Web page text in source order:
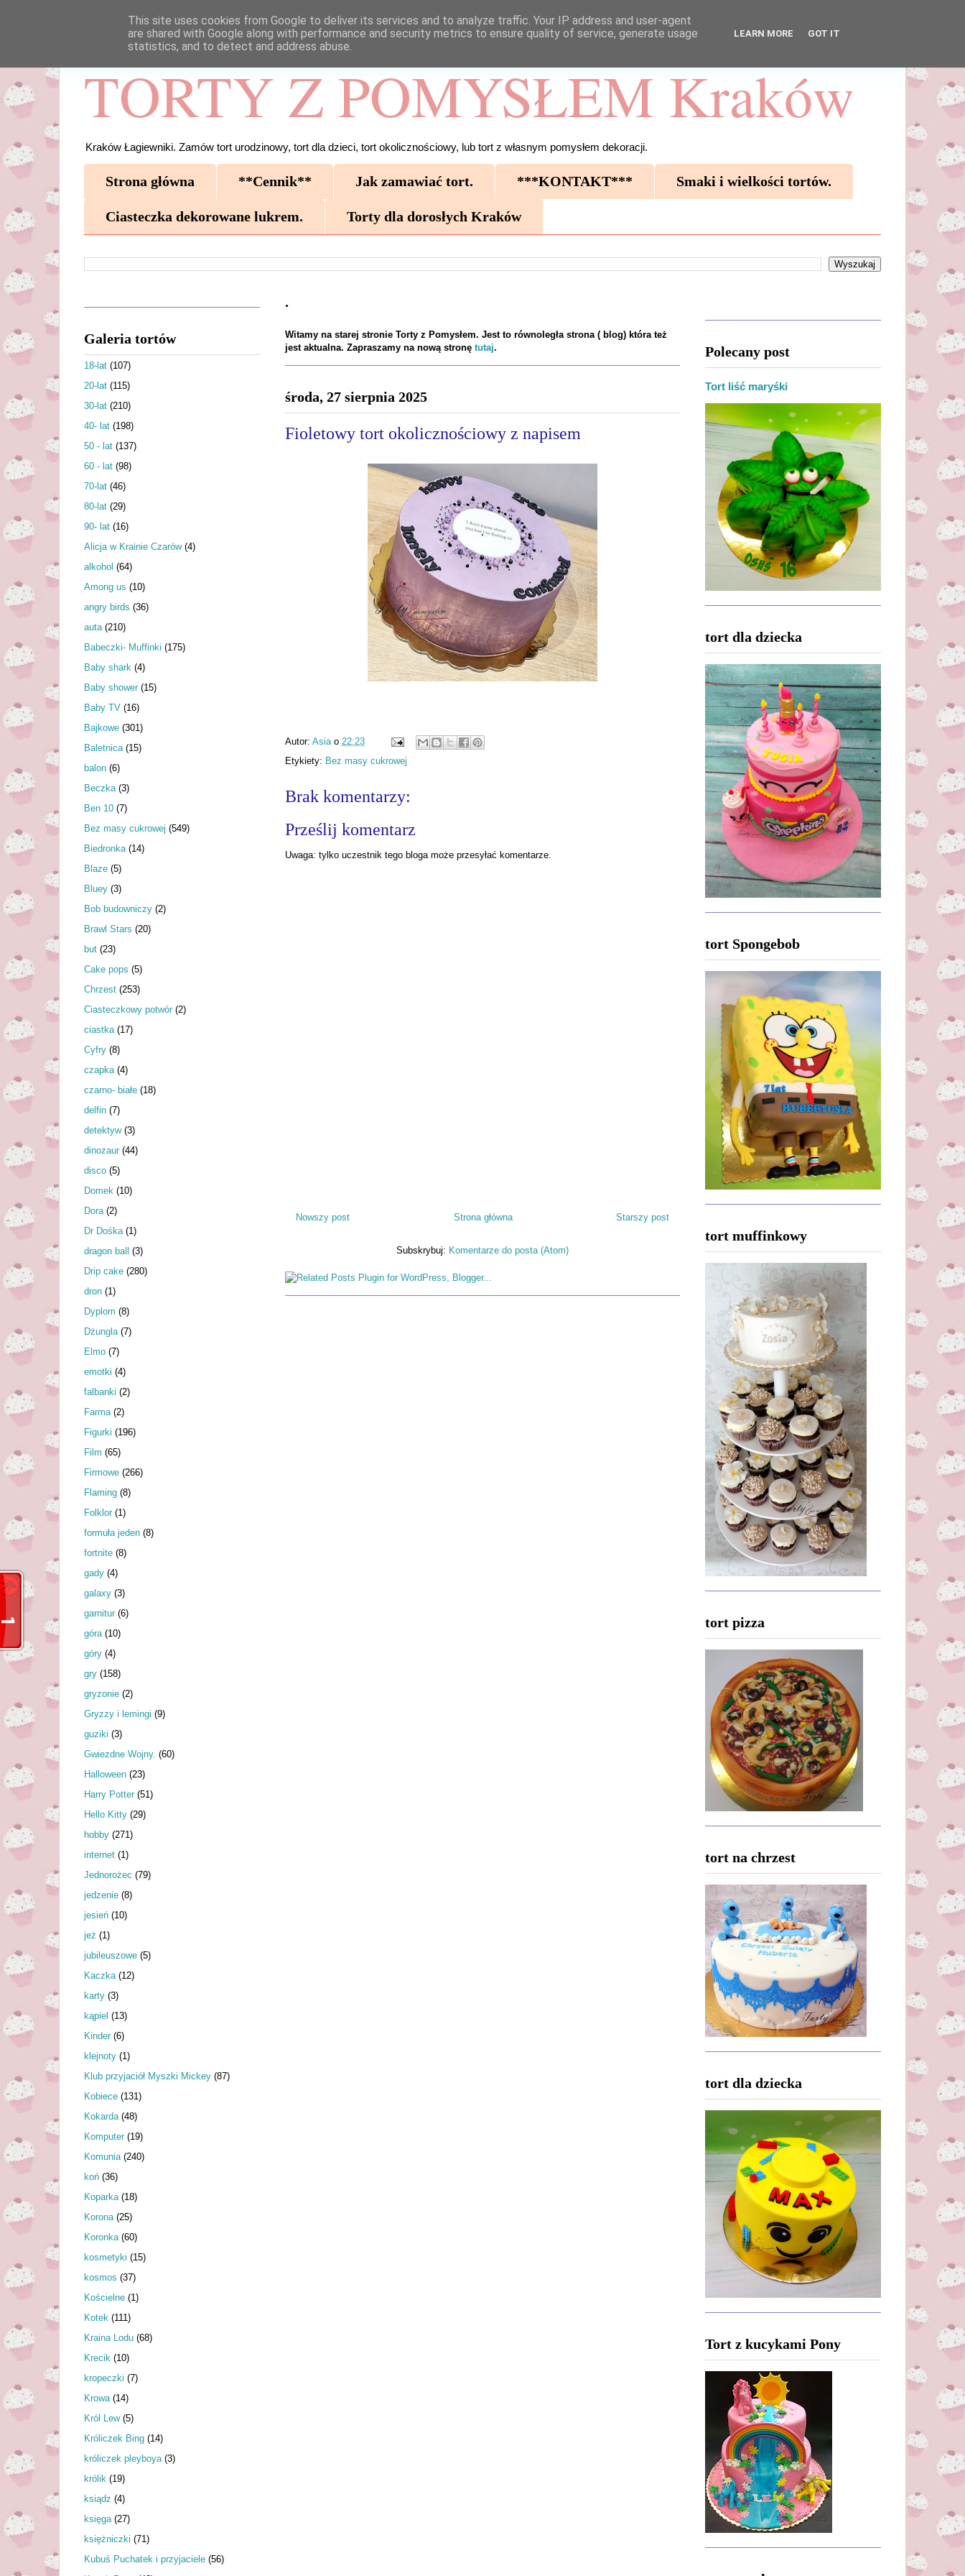
TORTY Z POMYSŁEM Kraków
Kraków Łagiewniki. Zamów tort urodzinowy, tort dla dzieci, tort okolicznościowy, lub tort z własnym pomysłem dekoracji.
Strona główna **Cennik** Jak zamawiać tort. ***KONTAKT*** Smaki i wielkości tortów.
Ciasteczka dekorowane lukrem. Torty dla dorosłych Kraków
.
Witamy na starej stronie Torty z Pomysłem. Jest to równoległa strona ( blog) która też
jest aktualna. Zapraszamy na nową stronę tutaj.
środa, 27 sierpnia 2025
Fioletowy tort okolicznościowy z napisem
Autor: Asia o 22:23
Etykiety: Bez masy cukrowej
Brak komentarzy:
Prześlij komentarz
Uwaga: tylko uczestnik tego bloga może przesyłać komentarze.
Nowszy post Starszy post
Strona główna
Subskrybuj: Komentarze do posta (Atom)
Galeria tortów
18-lat (107)
20-lat (115)
30-lat (210)
40- lat (198)
50 - lat (137)
60 - lat (98)
70-lat (46)
80-lat (29)
90- lat (16)
Alicja w Krainie Czarów (4)
alkohol (64)
Among us (10)
angry birds (36)
auta (210)
Babeczki- Muffinki (175)
Baby shark (4)
Baby shower (15)
Baby TV (16)
Bajkowe (301)
Baletnica (15)
balon (6)
Beczka (3)
Ben 10 (7)
Bez masy cukrowej (549)
Biedronka (14)
Blaze (5)
Bluey (3)
Bob budowniczy (2)
Brawl Stars (20)
but (23)
Cake pops (5)
Chrzest (253)
Ciasteczkowy potwór (2)
ciastka (17)
Cyfry (8)
czapka (4)
czarno- białe (18)
delfin (7)
detektyw (3)
dinozaur (44)
disco (5)
Domek (10)
Dora (2)
Dr Dośka (1)
dragon ball (3)
Drip cake (280)
dron (1)
Dyplom (8)
Dżungla (7)
Elmo (7)
emotki (4)
falbanki (2)
Farma (2)
Figurki (196)
Film (65)
Firmowe (266)
Flaming (8)
Folklor (1)
formuła jeden (8)
fortnite (8)
gady (4)
galaxy (3)
garnitur (6)
góra (10)
góry (4)
gry (158)
gryzonie (2)
Gryzzy i lemingi (9)
guziki (3)
Gwiezdne Wojny. (60)
Halloween (23)
Harry Potter (51)
Hello Kitty (29)
hobby (271)
internet (1)
Jednorożec (79)
jedzenie (8)
jesień (10)
jeż (1)
jubileuszowe (5)
Kaczka (12)
karty (3)
kąpiel (13)
Kinder (6)
klejnoty (1)
Klub przyjaciół Myszki Mickey (87)
Kobiece (131)
Kokarda (48)
Komputer (19)
Komunia (240)
koń (36)
Koparka (18)
Korona (25)
Koronka (60)
kosmetyki (15)
kosmos (37)
Kościelne (1)
Kotek (111)
Kraina Lodu (68)
Krecik (10)
kropeczki (7)
Krowa (14)
Król Lew (5)
Króliczek Bing (14)
króliczek pleyboya (3)
królik (19)
ksiądz (4)
księga (27)
księżniczki (71)
Kubuś Puchatek i przyjaciele (56)
Polecany post
Tort liść maryśki
tort dla dziecka
tort Spongebob
tort muffinkowy
tort pizza
tort na chrzest
tort dla dziecka
Tort z kucykami Pony
This site uses cookies from Google to deliver its services and to analyze traffic. Your IP address and user-agent
are shared with Google along with performance and security metrics to ensure quality of service, generate usage
statistics, and to detect and address abuse.
LEARN MORE GOT IT